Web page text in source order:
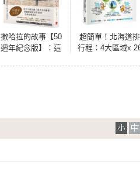
撒哈拉的故事【50
週年紀念版】：這
超簡單！北海道排
行程：4大區域x